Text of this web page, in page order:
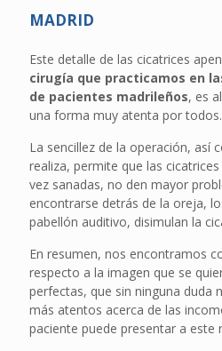
MADRID
Este detalle de las cicatrices
cirugía que practicamos en
de pacientes madrileños, es
una forma muy atenta por todos.
La sencillez de la operación, así
realiza, permite que las
vez sanadas, no den mayor
encontrarse detrás de la oreja,
pabellón auditivo, disimulan la
En resumen, nos encontramos
respecto a la imagen que se
perfectas, que sin ninguna duda
más atentos acerca de las
paciente puede presentar a este